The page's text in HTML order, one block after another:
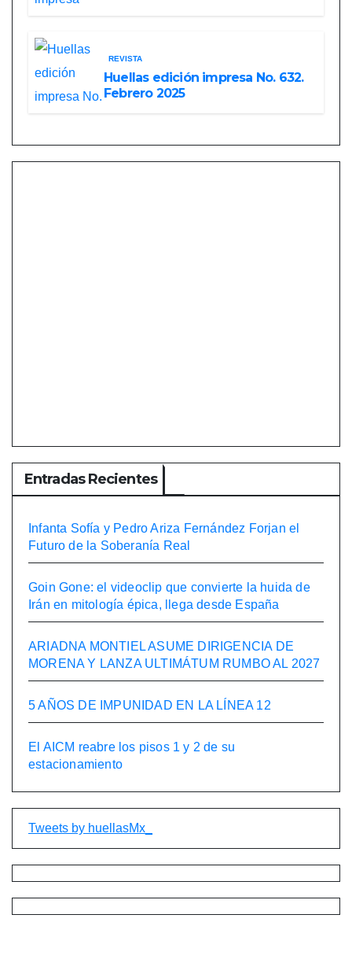
REVISTA
Huellas edición impresa No. 632.
Febrero 2025
Entradas Recientes
Infanta Sofía y Pedro Ariza Fernández Forjan el
Futuro de la Soberanía Real
Goin Gone: el videoclip que convierte la huida de
Irán en mitología épica, llega desde España
ARIADNA MONTIEL ASUME DIRIGENCIA DE
MORENA Y LANZA ULTIMÁTUM RUMBO AL 2027
5 AÑOS DE IMPUNIDAD EN LA LÍNEA 12
El AICM reabre los pisos 1 y 2 de su
estacionamiento
Tweets by huellasMx_